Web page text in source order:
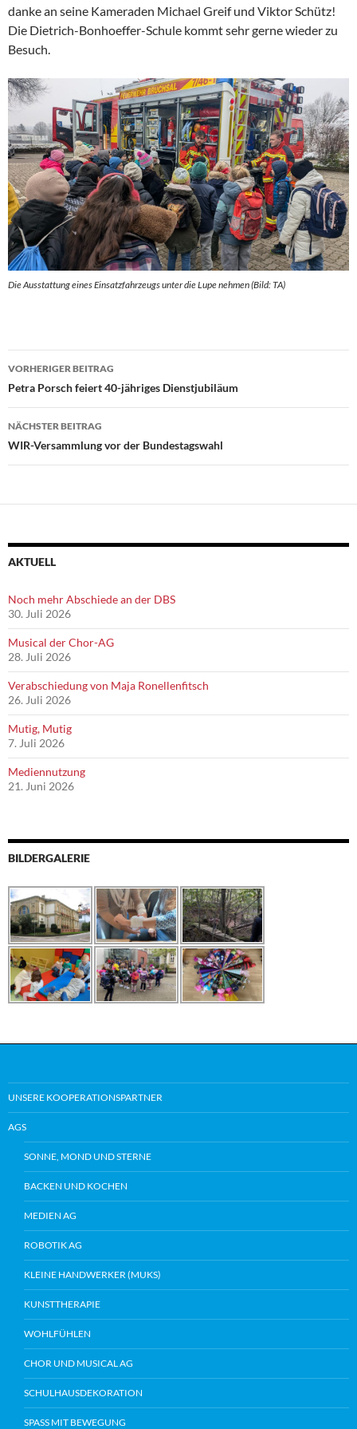
danke an seine Kameraden Michael Greif und Viktor Schütz!
Die Dietrich-Bonhoeffer-Schule kommt sehr gerne wieder zu
Besuch.
Die Ausstattung eines Einsatzfahrzeugs unter die Lupe nehmen (Bild: TA)
Beitragsnavigation
VORHERIGER BEITRAG
Petra Porsch feiert 40-jähriges Dienstjubiläum
NÄCHSTER BEITRAG
WIR-Versammlung vor der Bundestagswahl
AKTUELL
Noch mehr Abschiede an der DBS
30. Juli 2026
Musical der Chor-AG
28. Juli 2026
Verabschiedung von Maja Ronellenfitsch
26. Juli 2026
Mutig, Mutig
7. Juli 2026
Mediennutzung
21. Juni 2026
BILDERGALERIE
UNSERE KOOPERATIONSPARTNER
AGS
SONNE, MOND UND STERNE
BACKEN UND KOCHEN
MEDIEN AG
ROBOTIK AG
KLEINE HANDWERKER (MUKS)
KUNSTTHERAPIE
WOHLFÜHLEN
CHOR UND MUSICAL AG
SCHULHAUSDEKORATION
SPASS MIT BEWEGUNG